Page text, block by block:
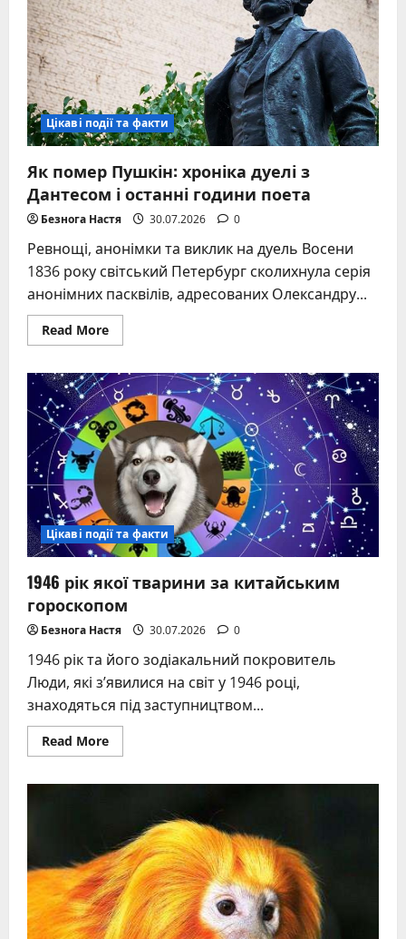
історія
та
професійний
сленг
Цікаві події та факти
Як помер Пушкін: хроніка дуелі з
Дантесом і останні години поета
Безнога Настя 30.07.2026 0
Ревнощі, анонімки та виклик на дуель Восени
1836 року світський Петербург сколихнула серія
анонімних пасквілів, адресованих Олександру...
Read MoreRead
more
помер
Пушкін:
хроніка
дуелі
з
Дантесом
і
останні
години
поета
Цікаві події та факти
1946 рік якої тварини за китайським
гороскопом
Безнога Настя 30.07.2026 0
1946 рік та його зодіакальний покровитель
Люди, які з’явилися на світ у 1946 році,
знаходяться під заступництвом...
Read MoreRead
more
тварини
китайським
гороскопом